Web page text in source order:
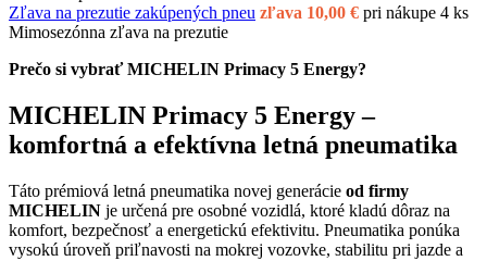
Zľava na prezutie zakúpených pneu zľava 10,00 € pri nákupe 4 ks
Mimosezónna zľava na prezutie
Prečo si vybrať MICHELIN Primacy 5 Energy?
MICHELIN Primacy 5 Energy –
komfortná a efektívna letná pneumatika
Táto prémiová letná pneumatika novej generácie od firmy
MICHELIN je určená pre osobné vozidlá, ktoré kladú dôraz na
komfort, bezpečnosť a energetickú efektivitu. Pneumatika ponúka
vysokú úroveň priľnavosti na mokrej vozovke, stabilitu pri jazde a